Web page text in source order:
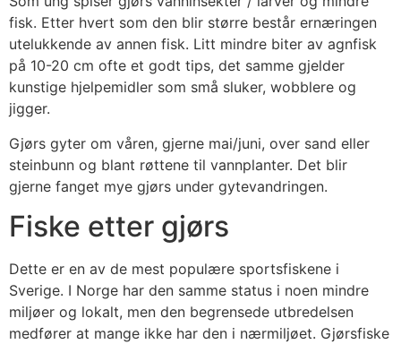
fisk. Etter hvert som den blir større består ernæringen
utelukkende av annen fisk. Litt mindre biter av agnfisk
på 10-20 cm ofte et godt tips, det samme gjelder
kunstige hjelpemidler som små sluker, wobblere og
jigger.
Gjørs gyter om våren, gjerne mai/juni, over sand eller
steinbunn og blant røttene til vannplanter. Det blir
gjerne fanget mye gjørs under gytevandringen.
Fiske etter gjørs
Dette er en av de mest populære sportsfiskene i
Sverige. I Norge har den samme status i noen mindre
miljøer og lokalt, men den begrensede utbredelsen
medfører at mange ikke har den i nærmiljøet. Gjørsfiske